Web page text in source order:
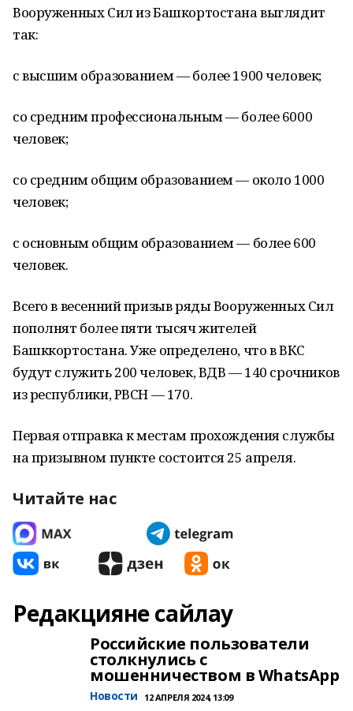
Вооруженных Сил из Башкортостана выглядит
так:
с высшим образованием — более 1900 человек;
со средним профессиональным — более 6000
человек;
со средним общим образованием — около 1000
человек;
с основным общим образованием — более 600
человек.
Всего в весенний призыв ряды Вооруженных Сил
пополнят более пяти тысяч жителей
Башккортостана. Уже определено, что в ВКС
будут служить 200 человек, ВДВ — 140 срочников
из республики, РВСН — 170.
Первая отправка к местам прохождения службы
на призывном пункте состоится 25 апреля.
Читайте нас
Редакцияне сайлау
Российские пользователи
столкнулись с
мошенничеством в WhatsApp
Новости 12 АПРЕЛЯ 2024, 13:09